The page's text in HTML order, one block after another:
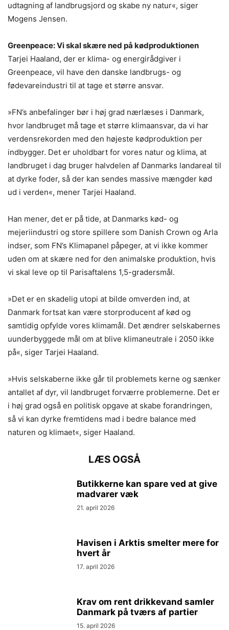
udtagning af landbrugsjord og skabe ny natur«, siger
Mogens Jensen.
Greenpeace: Vi skal skære ned på kødproduktionen
Tarjei Haaland, der er klima- og energirådgiver i
Greenpeace, vil have den danske landbrugs- og
fødevareindustri til at tage et større ansvar.
»FN’s anbefalinger bør i høj grad nærlæses i Danmark,
hvor landbruget må tage et større klimaansvar, da vi har
verdensrekorden med den højeste kødproduktion per
indbygger. Det er uholdbart for vores natur og klima, at
landbruget i dag bruger halvdelen af Danmarks landareal til
at dyrke foder, så der kan sendes massive mængder kød
ud i verden«, mener Tarjei Haaland.
Han mener, det er på tide, at Danmarks kød- og
mejeriindustri og store spillere som Danish Crown og Arla
indser, som FN’s Klimapanel påpeger, at vi ikke kommer
uden om at skære ned for den animalske produktion, hvis
vi skal leve op til Parisaftalens 1,5-gradersmål.
»Det er en skadelig utopi at bilde omverden ind, at
Danmark fortsat kan være storproducent af kød og
samtidig opfylde vores klimamål. Det ændrer selskabernes
uunderbyggede mål om at blive klimaneutrale i 2050 ikke
på«, siger Tarjei Haaland.
»Hvis selskaberne ikke går til problemets kerne og sænker
antallet af dyr, vil landbruget forværre problemerne. Det er
i høj grad også en politisk opgave at skabe forandringen,
så vi kan dyrke fremtidens mad i bedre balance med
naturen og klimaet«, siger Haaland.
LÆS OGSÅ
Butikkerne kan spare ved at give
madvarer væk
21. april 2026
Havisen i Arktis smelter mere for
hvert år
17. april 2026
Krav om rent drikkevand samler
Danmark på tværs af partier
15. april 2026